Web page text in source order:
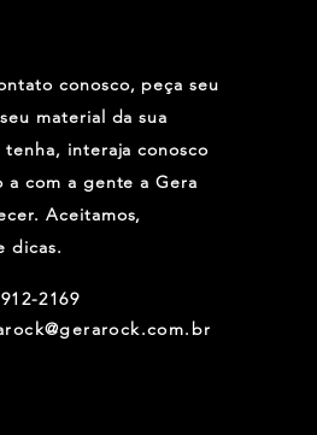
conosco, peça seu
material da sua
tenha, interaja conosco
a com a gente a Gera
Aceitamos,
dicas.
2169